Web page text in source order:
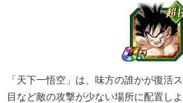
「天下一悟空」は、味方の誰かが復活
目など敵の攻撃が少ない場所に配置し